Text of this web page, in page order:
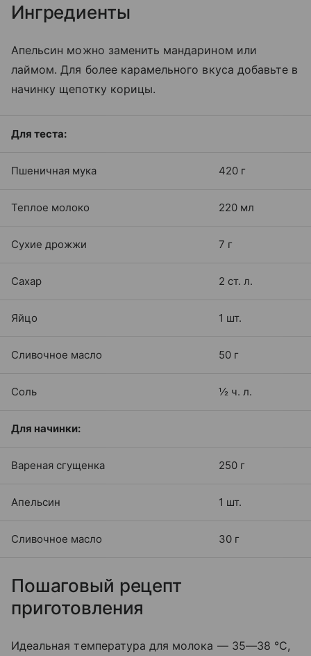
Ингредиенты
Апельсин можно заменить мандарином или
лаймом. Для более карамельного вкуса добавьте в
начинку щепотку корицы.
Для теста:
Пшеничная мука 420 г
Теплое молоко 220 мл
Сухие дрожжи 7 г
Сахар 2 ст. л.
Яйцо 1 шт.
Сливочное масло 50 г
Соль ½ ч. л.
Для начинки:
Вареная сгущенка 250 г
Апельсин 1 шт.
Сливочное масло 30 г
Пошаговый рецепт
приготовления
Идеальная температура для молока — 35—38 °C,